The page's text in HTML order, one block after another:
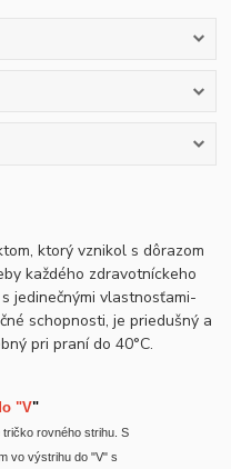
ktorý vznikol s dôrazom
každého zdravotníckeho
jedinečnými vlastnosťami-
schopnosti, je priedušný a
pri praní do 40°C.
"V"
rovného strihu. S
vo výstrihu do "V" s